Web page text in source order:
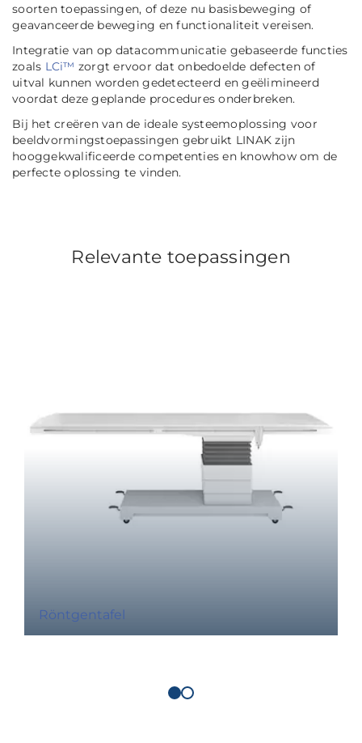
soorten toepassingen, of deze nu basisbeweging of
geavanceerde beweging en functionaliteit vereisen.
Integratie van op datacommunicatie gebaseerde functies
zoals LCi™ zorgt ervoor dat onbedoelde defecten of
uitval kunnen worden gedetecteerd en geëlimineerd
voordat deze geplande procedures onderbreken.
Bij het creëren van de ideale systeemoplossing voor
beeldvormingstoepassingen gebruikt LINAK zijn
hooggekwalificeerde competenties en knowhow om de
perfecte oplossing te vinden.
Relevante toepassingen
Röntgentafel